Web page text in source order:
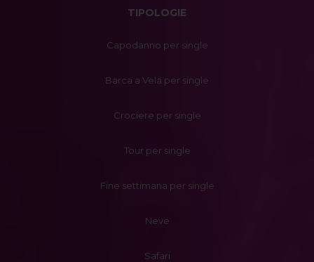
TIPOLOGIE
Capodanno per single
Barca a Vela per single
Crociere per single
Tour per single
Fine settimana per single
Neve
Safari